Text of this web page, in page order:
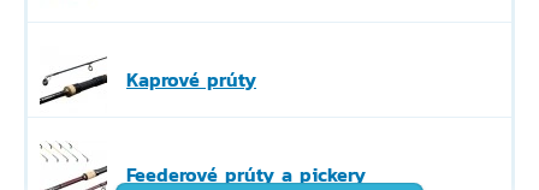
Kaprové prúty
Feederové prúty a pickery